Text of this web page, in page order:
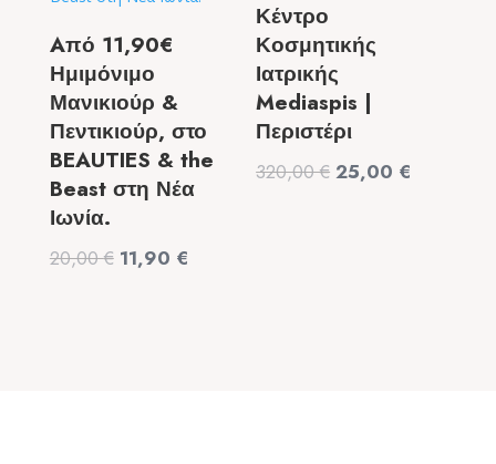
Aπό 11,90€
Ημιμόνιμο
Μανικιούρ &
Πεντικιούρ, στο
BEAUTIES & the
Beast στη Νέα
Ιωνία.
20,00€ Original
11,90 €
Κέντρο
Κοσμητικής
Ιατρικής
Mediaspis |
Περιστέρι
320,00€ Original
25,00 €